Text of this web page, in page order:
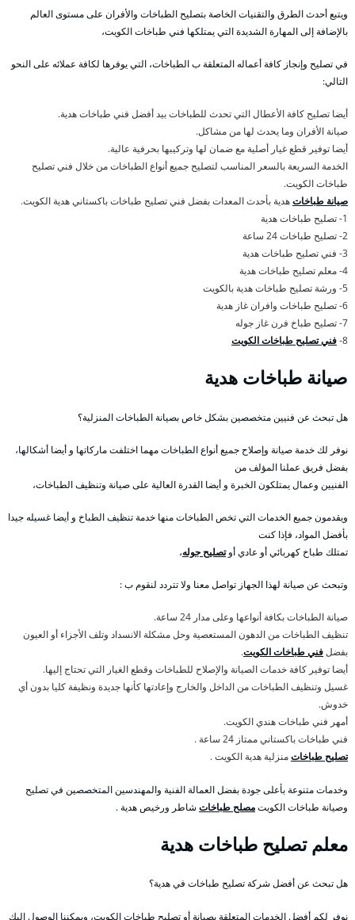
ويتبع أحدث الطرق والتقنيات الخاصة بتصليح الطباخات والأفران على مستوى العالم
بالإضافة إلى المهارة الشديدة التي يمتلكها فني طباخات الكويت،
في تصليح وإنجاز كافة أعماله المتعلقة ب الطباخات، التي يوفرها لكافة عملائه على النحو
التالي:
أيضا تصليح كافة الأعطال التي تحدث للطباخات بيد أفضل فني طباخات هدية.
صيانة الأفران وما يحدث لها من مشاكل.
أيضا توفير قطع غيار أصلية مع ضمان لها وتركيبها بحرفية عالية.
الخدمة السريعة بالسعر المناسب لتصليح جميع أنواع الطباخات من خلال فني تصليح
طباخات الكويت.
صيانة طباخاتهدية بأحدث المعدات بفضل فني تصليح طباخات باكستاني هدية الكويت.
1- تصليح طباخات هدية
2- تصليح طباخات 24 ساعة
3- فني تصليح طباخات هدية
4- معلم تصليح طباخات هدية
5- ورشة تصليح طباخات هدية بالكويت
6- تصليح طباخات وافران غاز هدية
7- تصليح طباخ فرن غاز جوله
8- فني تصليح طباخات الكويت
صيانة طباخات هدية
هل تبحث عن فنيين متخصصين بشكل خاص بصيانة الطباخات المنزلية؟
نوفر لك خدمة صيانة وإصلاح جميع أنواع الطباخات مهما اختلفت ماركاتها و أيضا أشكالها،
بفضل فريق عملنا المؤلف من
الفنيين وعمال يمتلكون الخبرة و أيضا القدرة العالية على صيانة وتنظيف الطباخات،
ويقدمون جميع الخدمات التي تخص الطباخات منها خدمة تنظيف الطباخ و أيضا غسيله جيدا
بأفضل المواد، فإذا كنت
تمتلك طباخ كهربائي أو عادي أوتصليح جوله،
وتبحث عن صيانة لهذا الجهاز تواصل معنا ولا تتردد لنقوم ب :
صيانة الطباخات بكافة أنواعها وعلى مدار 24 ساعة.
تنظيف الطباخات من الدهون المستعصية وحل مشكلة الانسداد وتلف الأجزاء أو العيون
بفضلفني طباخات الكويت.
أيضا توفير كافة خدمات الصيانة والإصلاح للطباخات وقطع الغيار التي تحتاج إليها.
غسيل وتنظيف الطباخات من الداخل والخارج وإعادتها كأنها جديدة ونظيفة كليا بدون أي
خدوش.
أمهر فني طباخات هندي الكويت.
فني طباخات باكستاني ممتاز 24 ساعة .
تصليح طباخاتمنزلية هدية الكويت .
وخدمات متنوعة بأعلى جودة بفضل العمالة الفنية والمهندسين المتخصصين في تصليح
وصيانة طباخات الكويتمصلح طباخات شاطر ورخيص هدية .
معلم تصليح طباخات هدية
هل تبحث عن أفضل شركة تصليح طباخات في هدية؟
نوفر لكم أفضل الخدمات المتعلقة بصيانة أو تصليح طباخات الكويت، ويمكننا الوصول إليك